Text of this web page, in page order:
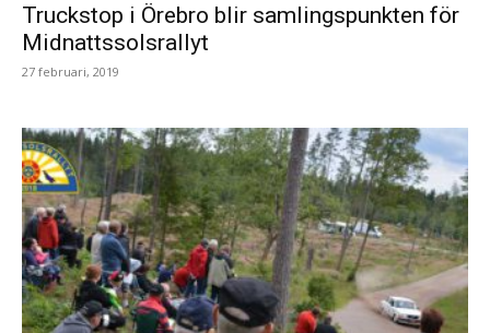
Truckstop i Örebro blir samlingspunkten för
Midnattssolsrallyt
27 februari, 2019